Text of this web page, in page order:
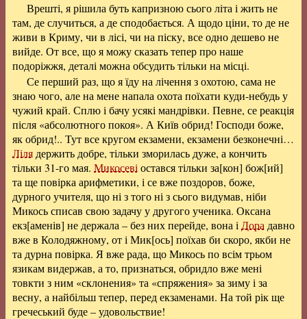
Врешті, я рішила буть капризною сього літа і жить не
там, де случиться, а де сподобається. А щодо ціни, то де не
живи в Криму, чи в лісі, чи на піску, все одно дешево не
вийде. От все, що я можу сказать тепер про наше
подоріжжя, деталі можна обсудить тільки на місці.
Се перший раз, що я їду на лічення з охотою, сама не
знаю чого, але на мене напала охота поїхати куди-небудь у
чужий край. Сплю і бачу усякі мандрівки. Певне, се реакція
після «абсолютного покоя». А Київ обрид! Господи боже,
як обрид!.. Тут все кругом екзамени, екзамени безконечні…
Ліля держить добре, тільки зморилась дуже, а кончить
тільки 31-го мая. Микосеві остався тільки за[кон] бож[ий]
та ще повірка арифметики, і се вже поздоров, боже,
дурного учителя, що ні з того ні з сього видумав, ніби
Микось списав свою задачу у другого ученика. Оксана
екз[аменів] не держала – без них перейде, вона і Дора давно
вже в Колодяжному, от і Мик[ось] поїхав би скоро, якби не
та дурна повірка. Я вже рада, що Микось по всім трьом
язикам видержав, а то, признаться, обридло вже мені
товкти з ним «склонения» та «спряжения» за зиму і за
весну, а найбільш тепер, перед екзаменами. На той рік ще
гречеський буде – удовольствие!